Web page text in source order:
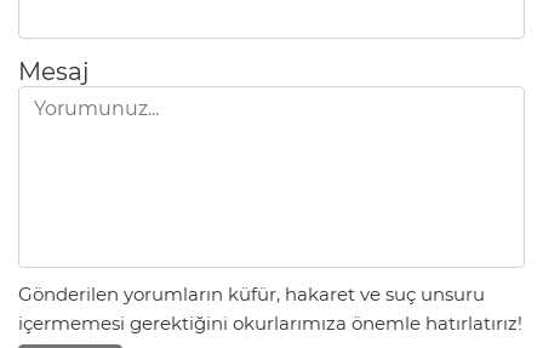
Mesaj
Gönderilen yorumların küfür, hakaret ve suç unsuru
içermemesi gerektiğini okurlarımıza önemle hatırlatırız!